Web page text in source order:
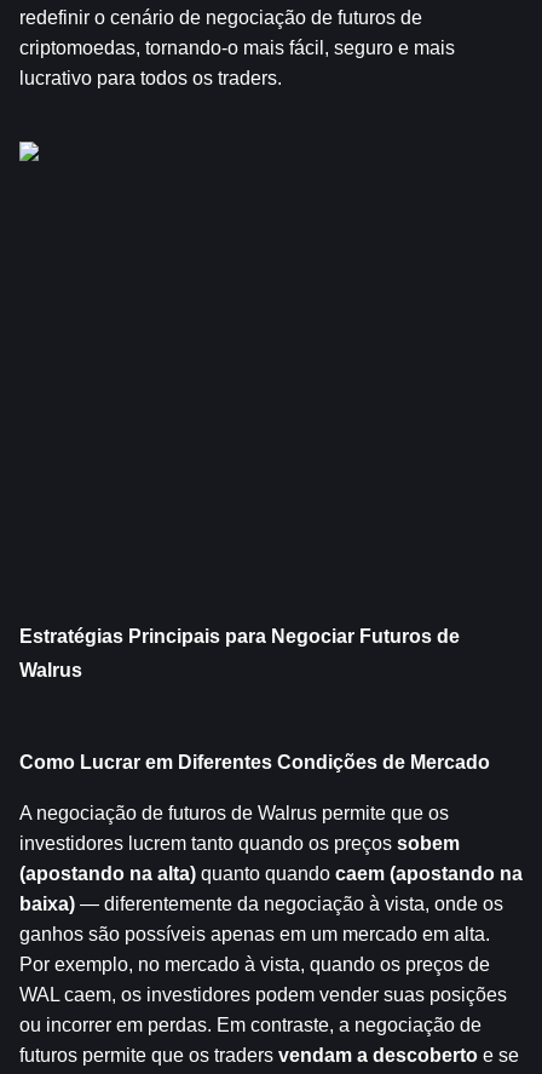
redefinir o cenário de negociação de futuros de
criptomoedas, tornando-o mais fácil, seguro e mais
lucrativo para todos os traders.
Estratégias Principais para Negociar Futuros de
Walrus
Como Lucrar em Diferentes Condições de Mercado
A negociação de futuros de Walrus permite que os
investidores lucrem tanto quando os preços sobem
(apostando na alta) quanto quando caem (apostando na
baixa) — diferentemente da negociação à vista, onde os
ganhos são possíveis apenas em um mercado em alta.
Por exemplo, no mercado à vista, quando os preços de
WAL caem, os investidores podem vender suas posições
ou incorrer em perdas. Em contraste, a negociação de
futuros permite que os traders vendam a descoberto e se